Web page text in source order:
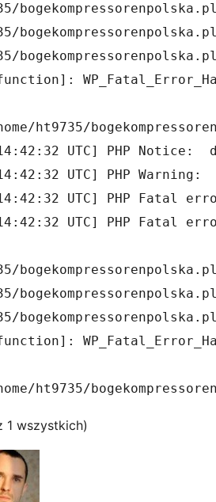
ht9735/
UTC] PHP
UTC] PHP
UTC] PHP Fatal
UTC] PHP Fatal
1 wszystkich)